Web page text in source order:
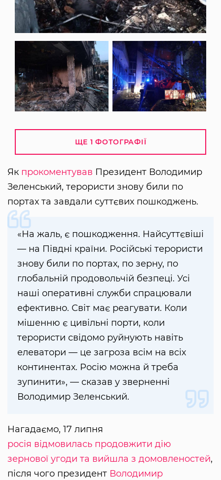
ЩЕ 1 ФОТОГРАФІЇ
Як прокоментував Президент Володимир
Зеленський, терористи знову били по
портах та завдали суттєвих пошкоджень.
«На жаль, є пошкодження. Найсуттєвіші
— на Півдні країни. Російські терористи
знову били по портах, по зерну, по
глобальній продовольчій безпеці. Усі
наші оперативні служби спрацювали
ефективно. Світ має реагувати. Коли
мішенню є цивільні порти, коли
терористи свідомо руйнують навіть
елеватори — це загроза всім на всіх
континентах. Росію можна й треба
зупинити», — сказав у зверненні
Володимир Зеленський.
Нагадаємо, 17 липня
росія відмовилась продовжити дію
зернової угоди та вийшла з домовленостей,
після чого президент Володимир